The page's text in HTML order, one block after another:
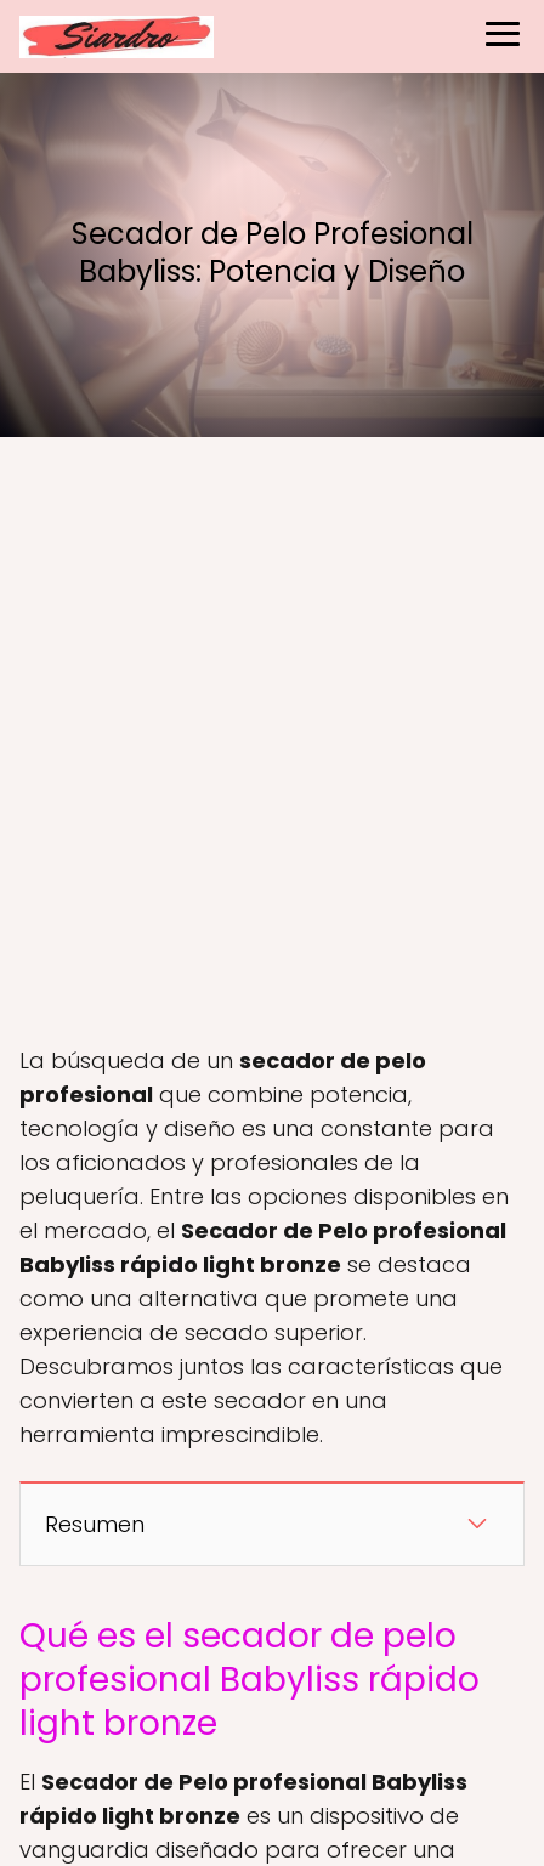
Secador de Pelo Profesional
Babyliss: Potencia y Diseño
La búsqueda de un secador de pelo
profesional que combine potencia,
tecnología y diseño es una constante para
los aficionados y profesionales de la
peluquería. Entre las opciones disponibles en
el mercado, el Secador de Pelo profesional
Babyliss rápido light bronze se destaca
como una alternativa que promete una
experiencia de secado superior.
Descubramos juntos las características que
convierten a este secador en una
herramienta imprescindible.
Resumen
Qué es el secador de pelo
profesional Babyliss rápido
light bronze
El Secador de Pelo profesional Babyliss
rápido light bronze es un dispositivo de
vanguardia diseñado para ofrecer una